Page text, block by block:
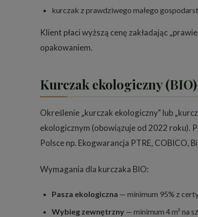
kurczak z prawdziwego małego
Klient płaci wyższą cenę zakładając
opakowaniem.
Kurczak ekologiczny
Określenie „kurczak ekologiczny" lub
ekologicznym (obowiązuje od 2022 roku).
Polsce np. Ekogwarancja PTRE, COBICO,
Wymagania dla kurczaka BIO:
Pasza ekologiczna — minimum 95% z
Wybieg zewnętrzny — minimum 4 m² na